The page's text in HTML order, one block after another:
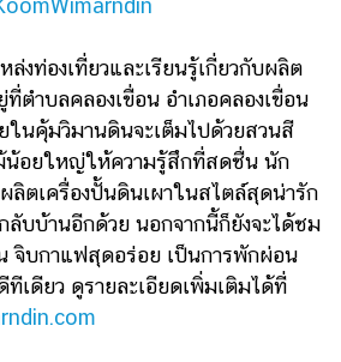
งเที่ยวและเรียนรู้เกี่ยวกับผลิต
ที่ตำบลคลองเขื่อน อำเภอคลองเขื่อน
ยในคุ้มวิมานดินจะเต็มไปด้วยสวนสี
น้อยใหญ่ให้ความรู้สึกที่สดชื่น นัก
ลิตเครื่องปั้นดินเผาในสไตล์สุดน่ารัก
ลับบ้านอีกด้วย นอกจากนี้ก็ยังจะได้ชม
จิบกาแฟสุดอร่อย เป็นการพักผ่อน
เดียว ดูรายละเอียดเพิ่มเติมได้ที่